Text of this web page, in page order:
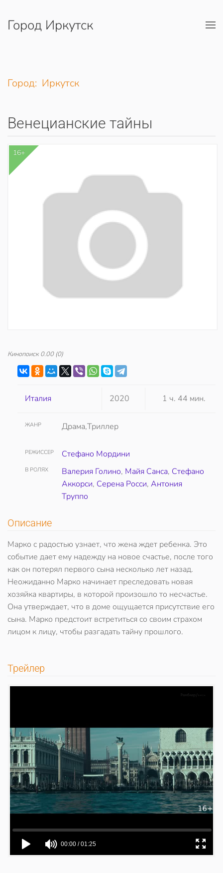
Перейти к содержимому
Город Иркутск
Город: Иркутск
Венецианские тайны
16+
Кинопоиск 0.00(0)
Италия 2020 1 ч. 44 мин.
ЖАНР Драма,Триллер
РЕЖИССЕР Стефано Мордини
В РОЛЯХ Валерия Голино, Майя Санса, Стефано
Аккорси, Серена Росси, Антония
Труппо
Описание
Марко с радостью узнает, что жена ждет ребенка. Это
событие дает ему надежду на новое счастье, после того
как он потерял первого сына несколько лет назад.
Неожиданно Марко начинает преследовать новая
хозяйка квартиры, в которой произошло то несчастье.
Она утверждает, что в доме ощущается присутствие его
сына. Марко предстоит встретиться со своим страхом
лицом к лицу, чтобы разгадать тайну прошлого.
Трейлер